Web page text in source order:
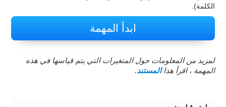
الكلمة).
ابدأ المهمة
لمزيد من المعلومات حول المتغيرات التي يتم قياسها في هذه
المهمة ، اقرأ هذاالمستند.